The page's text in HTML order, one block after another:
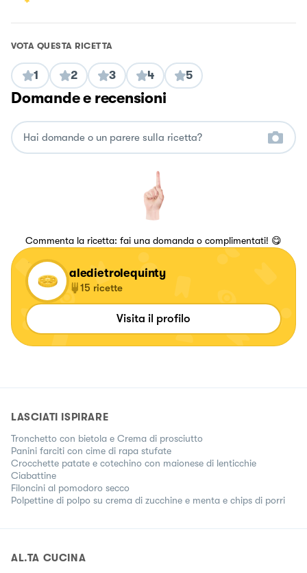
VOTA QUESTA RICETTA
1 2 3 4 5
Domande e recensioni
Commenta la ricetta: fai una domanda o complimentati! 😋
aledietrolequinty
15 ricette
Visita il profilo
LASCIATI ISPIRARE
Tronchetto con bietola e Crema di prosciutto
Panini farciti con cime di rapa stufate
Crocchette patate e cotechino con maionese di lenticchie
Ciabattine
Filoncini al pomodoro secco
Polpettine di polpo su crema di zucchine e menta e chips di porri
AL.TA CUCINA